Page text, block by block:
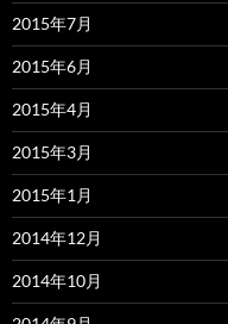
2015年7月
2015年6月
2015年4月
2015年3月
2015年1月
2014年12月
2014年10月